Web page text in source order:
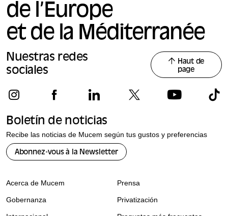
de l’Europe
et de la Méditerranée
Nuestras redes
sociales
Haut de
page
Boletín de noticias
Recibe las noticias de Mucem según tus gustos y preferencias
Abonnez-vous à la Newsletter
Acerca de Mucem
Gobernanza
Prensa
Privatización